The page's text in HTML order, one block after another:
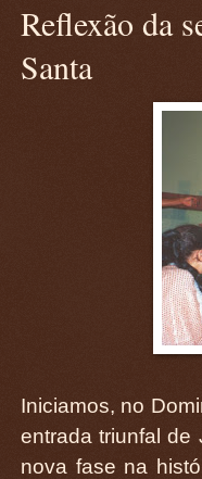
Reflexão da
Santa
Iniciamos, no
entrada triunfal de
nova fase na